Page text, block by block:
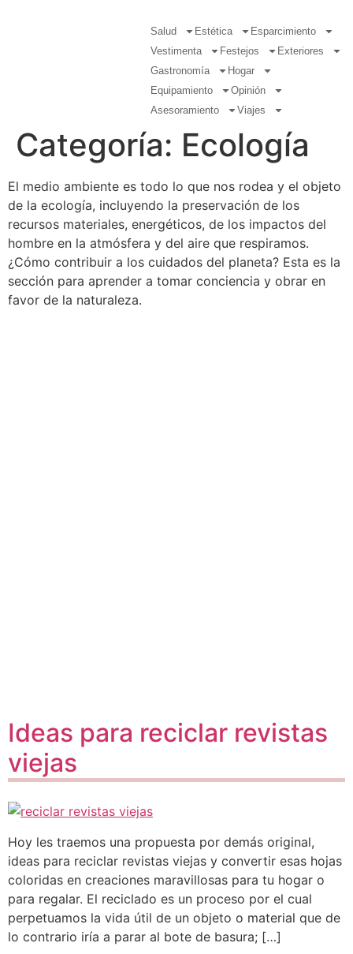
Salud Estética
Esparcimiento
Vestimenta
Festejos
Exteriores
Gastronomía
Hogar
Equipamiento
Opinión
Asesoramiento
Viajes
Categoría: Ecología
El medio ambiente es todo lo que nos rodea y el objeto
de la ecología, incluyendo la preservación de los
recursos materiales, energéticos, de los impactos del
hombre en la atmósfera y del aire que respiramos.
¿Cómo contribuir a los cuidados del planeta? Esta es la
sección para aprender a tomar conciencia y obrar en
favor de la naturaleza.
Ideas para reciclar revistas
viejas
Hoy les traemos una propuesta por demás original,
ideas para reciclar revistas viejas y convertir esas hojas
coloridas en creaciones maravillosas para tu hogar o
para regalar. El reciclado es un proceso por el cual
perpetuamos la vida útil de un objeto o material que de
lo contrario iría a parar al bote de basura; […]